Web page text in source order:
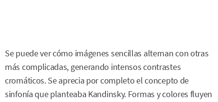
Se puede ver cómo imágenes sencillas alternan con otras
más complicadas, generando intensos contrastes
cromáticos. Se aprecia por completo el concepto de
sinfonía que planteaba Kandinsky. Formas y colores fluyen